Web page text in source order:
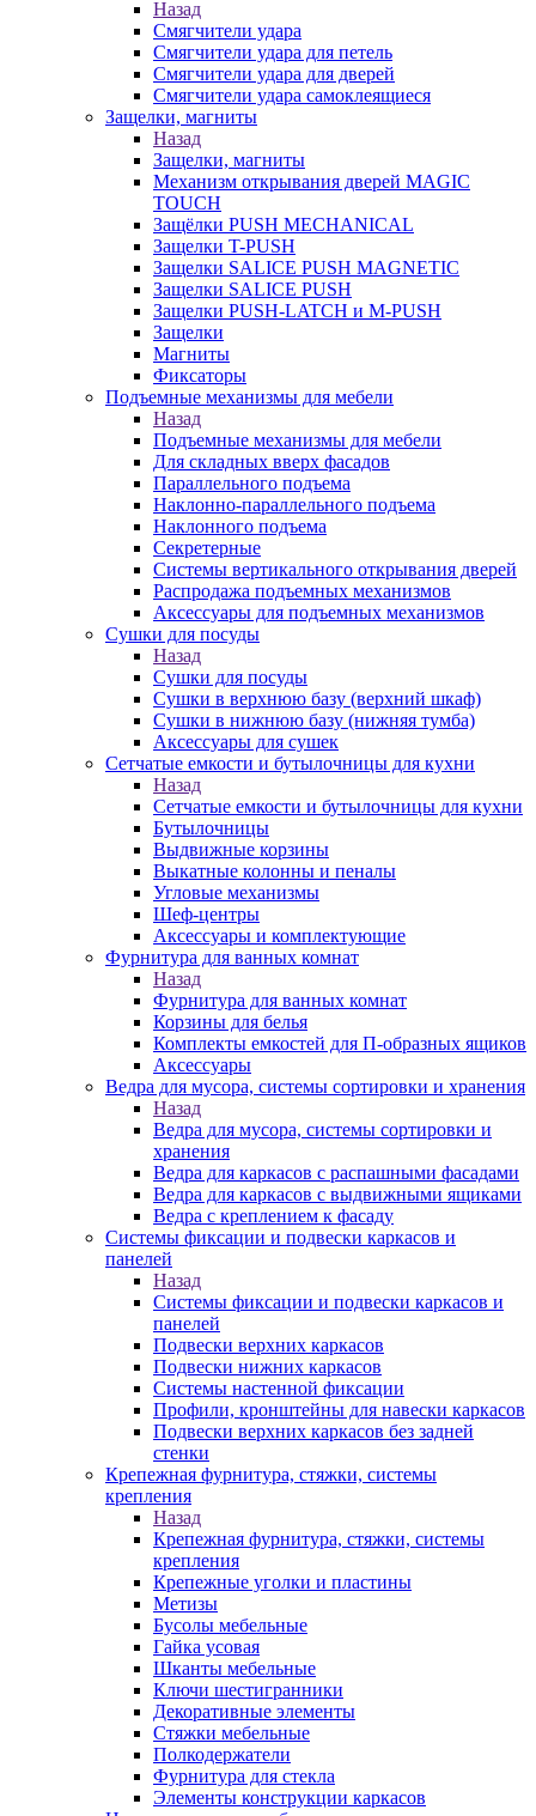
Назад
Смягчители удара
Смягчители удара для петель
Смягчители удара для дверей
Cмягчители удара самоклеящиеся
Защелки, магниты
Назад
Защелки, магниты
Механизм открывания дверей MAGIC
TOUCH
Защёлки PUSH MECHANICAL
Защелки T-PUSH
Защелки SALICE PUSH MAGNETIC
Защелки SALICE PUSH
Защелки PUSH-LATCH и M-PUSH
Защелки
Магниты
Фиксаторы
Подъемные механизмы для мебели
Назад
Подъемные механизмы для мебели
Для складных вверх фасадов
Параллельного подъема
Наклонно-параллельного подъема
Наклонного подъема
Секретерные
Системы вертикального открывания дверей
Распродажа подъемных механизмов
Аксессуары для подъемных механизмов
Сушки для посуды
Назад
Сушки для посуды
Сушки в верхнюю базу (верхний шкаф)
Сушки в нижнюю базу (нижняя тумба)
Аксессуары для сушек
Сетчатые емкости и бутылочницы для кухни
Назад
Сетчатые емкости и бутылочницы для кухни
Бутылочницы
Выдвижные корзины
Выкатные колонны и пеналы
Угловые механизмы
Шеф-центры
Аксессуары и комплектующие
Фурнитура для ванных комнат
Назад
Фурнитура для ванных комнат
Корзины для белья
Комплекты емкостей для П-образных ящиков
Аксессуары
Ведра для мусора, системы сортировки и хранения
Назад
Ведра для мусора, системы сортировки и
хранения
Ведра для каркасов с распашными фасадами
Ведра для каркасов с выдвижными ящиками
Ведра с креплением к фасаду
Системы фиксации и подвески каркасов и
панелей
Назад
Системы фиксации и подвески каркасов и
панелей
Подвески верхних каркасов
Подвески нижних каркасов
Системы настенной фиксации
Профили, кронштейны для навески каркасов
Подвески верхних каркасов без задней
стенки
Крепежная фурнитура, стяжки, системы
крепления
Назад
Крепежная фурнитура, стяжки, системы
крепления
Крепежные уголки и пластины
Метизы
Бусолы мебельные
Гайка усовая
Шканты мебельные
Ключи шестигранники
Декоративные элементы
Стяжки мебельные
Полкодержатели
Фурнитура для стекла
Элементы конструкции каркасов